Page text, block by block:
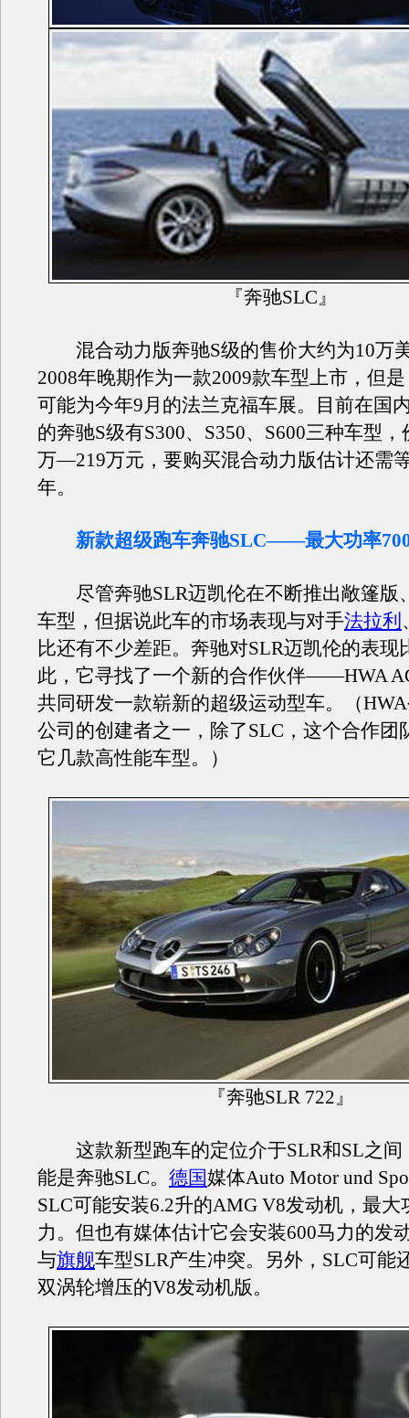
『奔驰SLC』
混合动力版奔驰S级的售价大约为10万
2008年晚期作为一款2009款车型上市，但
可能为今年9月的法兰克福车展。目前在国
的奔驰S级有S300、S350、S600三种车型
万—219万元，要购买混合动力版估计还需
年。
新款超级跑车奔驰SLC——最大功率
尽管奔驰SLR迈凯伦在不断推出敞篷版
车型，但据说此车的市场表现与对手法拉利
比还有不少差距。奔驰对SLR迈凯伦的表现
此，它寻找了一个新的合作伙伴——HWA
共同研发一款崭新的超级运动型车。（
公司的创建者之一，除了SLC，这个合作团
它几款高性能车型。）
『奔驰SLR 722』
这款新型跑车的定位介于SLR和SL之间
能是奔驰SLC。 德国媒体Auto Motor und
SLC可能安装6.2升的AMG V8发动机，最大
力。但也有媒体估计它会安装600马力的发
与旗舰车型SLR产生冲突。另外，SLC可能
双涡轮增压的V8发动机版。